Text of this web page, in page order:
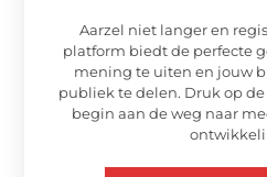
Aarzel niet langer en
platform biedt de perfecte
mening te uiten en jouw
publiek te delen. Druk op
begin aan de weg naar